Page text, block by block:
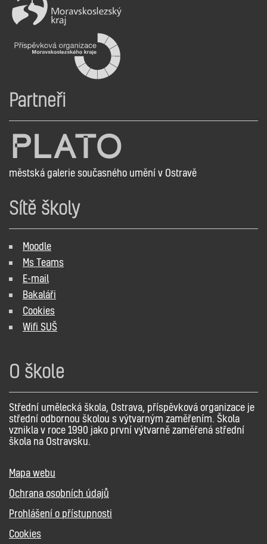
Partneři
městská galerie současného umění v Ostravě
Sítě školy
Moodle
Ms Teams
E-mail
Bakaláři
Cookies
Wifi SUŠ
O škole
Střední umělecká škola, Ostrava, příspěvková organizace je
střední odbornou školou s výtvarným zaměřením. Škola
vznikla v roce 1990 jako první výtvarně zaměřená střední
škola na Ostravsku.
Mapa webu
Ochrana osobních údajů
Prohlášení o přístupnosti
Cookies